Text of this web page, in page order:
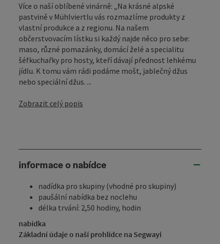
Více o naší oblíbené vinárně: „Na krásné alpské
pastvině v Mühlviertlu vás rozmazlíme produkty z
vlastní produkce a z regionu. Na našem
občerstvovacím lístku si každý najde něco pro sebe:
maso, různé pomazánky, domácí želé a specialitu
šéfkuchařky pro hosty, kteří dávají přednost lehkému
jídlu. K tomu vám rádi podáme mošt, jablečný džus
nebo speciální džus. ...
Zobrazit celý popis
informace o nabídce
nadídka pro skupiny (vhodné pro skupiny)
paušální nabídka bez noclehu
délka trvání: 2,50 hodiny, hodin
nabídka
Základní údaje o naší prohlídce na Segwayi